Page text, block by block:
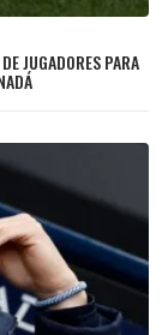
JUGADORES PARA